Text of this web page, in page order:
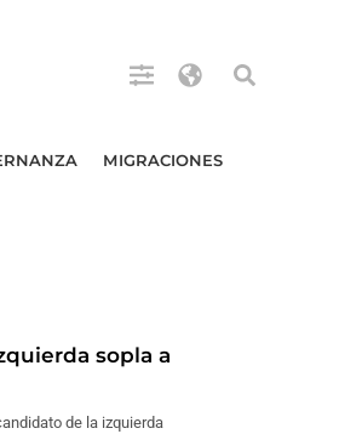
MIGRACIONES
sopla a
de la izquierda